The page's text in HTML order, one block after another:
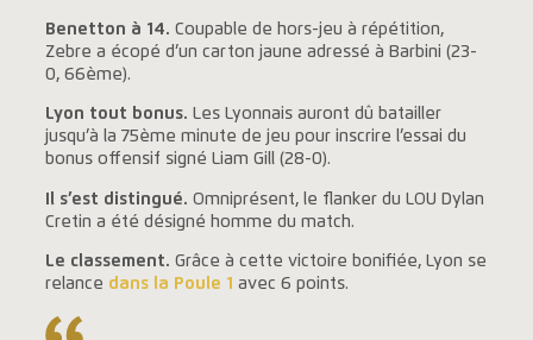
Benetton à 14. Coupable de hors-jeu à répétition,
Zebre a écopé d’un carton jaune adressé à Barbini (23-
0, 66ème).
Lyon tout bonus. Les Lyonnais auront dû batailler
jusqu’à la 75ème minute de jeu pour inscrire l’essai du
bonus offensif signé Liam Gill (28-0).
Il s’est distingué. Omniprésent, le flanker du LOU Dylan
Cretin a été désigné homme du match.
Le classement. Grâce à cette victoire bonifiée, Lyon se
relance dans la Poule 1 avec 6 points.